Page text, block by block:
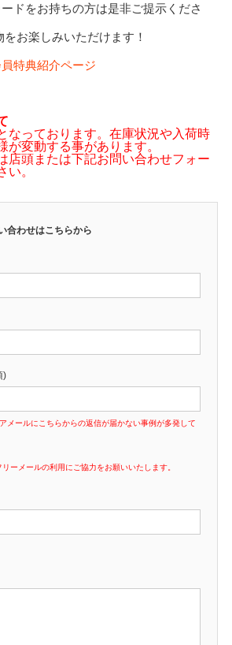
ドをお持ちの方は是非ご提示くださ
お楽しみいただけます！
特典紹介ページ
なっております。在庫状況や入荷時
が変動する事があります。
店頭または下記お問い合わせフォー
い。
合わせはこちらから
)
メールにこちらからの返信が届かない事例が多発して
ーメールの利用にご協力をお願いいたします。